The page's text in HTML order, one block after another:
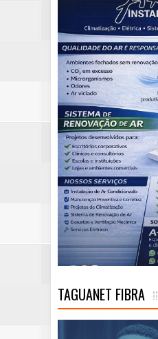
TAGUANET FIBRA